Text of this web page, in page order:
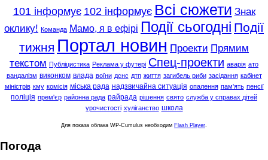
101 інформує 102 інформує Всі сюжети Знак
оклику! Команда Мамо, я в ефірі Події сьогодні Події
тижня Портал новин Проекти Прямим
текстом Публіцистика Реклама у футері Спец-проекти аварія ато
вандалізм виконком влада воїни дснс дтп життя загибель риби засідання кабінет
міністрів кму комісія міська рада надзвичайна ситуація опалення пам'ять пенсії
поліція прем'єр районна рада райрада рішення свято служба у справах дітей
урочистості хуліганство школа
Для показа облака WP-Cumulus необходим Flash Player
Погода